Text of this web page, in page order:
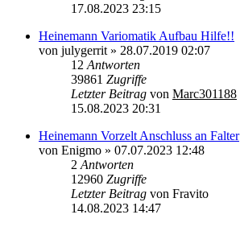
17.08.2023 23:15
Heinemann Variomatik Aufbau Hilfe!!
von julygerrit » 28.07.2019 02:07
12 Antworten
39861 Zugriffe
Letzter Beitrag von Marc301188
15.08.2023 20:31
Heinemann Vorzelt Anschluss an Falter
von Enigmo » 07.07.2023 12:48
2 Antworten
12960 Zugriffe
Letzter Beitrag von Fravito
14.08.2023 14:47